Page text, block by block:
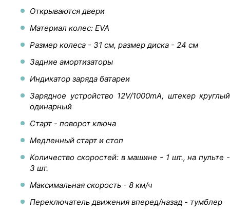
Открываются двери
Материал колес: EVA
Размер колеса - 31 см, размер диска - 24 см
Задние амортизаторы
Индикатор заряда батареи
Зарядное устройство 12V/1000mA, штекер круглый
одинарный
Старт - поворот ключа
Медленный старт и стоп
Количество скоростей: в машине - 1 шт., на пульте -
3 шт.
Максимальная скорость - 8 км/ч
Переключатель движения вперед/назад - тумблер